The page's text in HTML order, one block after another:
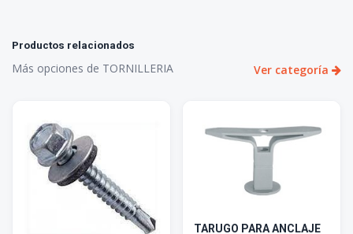
Productos relacionados
Más opciones de TORNILLERIA Ver categoría
TARUGO PARA ANCLAJE